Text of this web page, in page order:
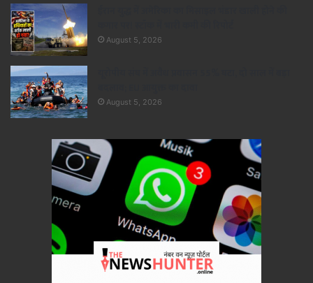
August 5, 2026
August 5, 2026